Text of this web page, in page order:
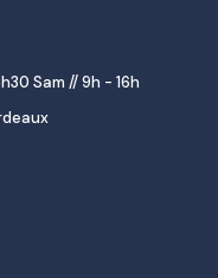
Sam // 9h - 16h